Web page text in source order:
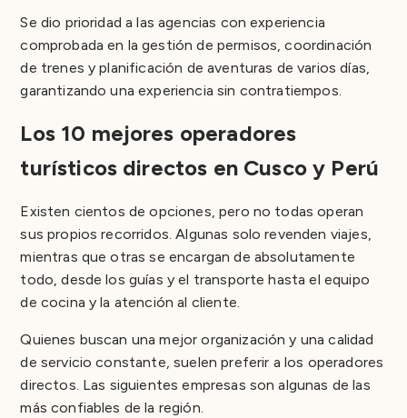
Se dio prioridad a las agencias con experiencia
comprobada en la gestión de permisos, coordinación
de trenes y planificación de aventuras de varios días,
garantizando una experiencia sin contratiempos.
Los 10 mejores operadores
turísticos directos en Cusco y Perú
Existen cientos de opciones, pero no todas operan
sus propios recorridos. Algunas solo revenden viajes,
mientras que otras se encargan de absolutamente
todo, desde los guías y el transporte hasta el equipo
de cocina y la atención al cliente.
Quienes buscan una mejor organización y una calidad
de servicio constante, suelen preferir a los operadores
directos. Las siguientes empresas son algunas de las
más confiables de la región.